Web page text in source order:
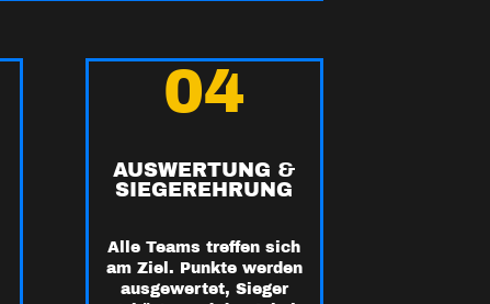
04
AUSWERTUNG &
SIEGEREHRUNG
Alle Teams treffen sich
am Ziel. Punkte werden
ausgewertet, Sieger